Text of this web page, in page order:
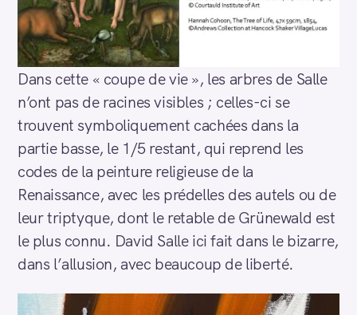
Dans cette « coupe de vie », les arbres de Salle
n’ont pas de racines visibles ; celles-ci se
trouvent symboliquement cachées dans la
partie basse, le 1/5 restant, qui reprend les
codes de la peinture religieuse de la
Renaissance, avec les prédelles des autels ou de
leur triptyque, dont le retable de Grünewald est
le plus connu. David Salle ici fait dans le bizarre,
dans l’allusion, avec beaucoup de liberté.